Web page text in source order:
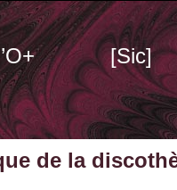
[Sic]
de la